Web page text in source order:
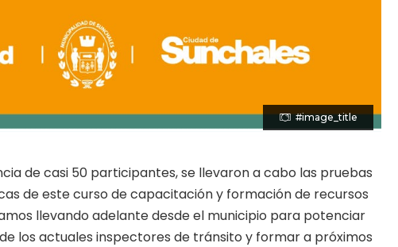
#image_title
de casi 50 participantes, se llevaron a cabo las pruebas
de este curso de capacitación y formación de recursos
llevando adelante desde el municipio para potenciar
los actuales inspectores de tránsito y formar a próximos